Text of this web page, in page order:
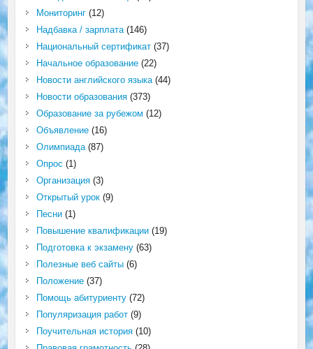
Мониторинг(12)
Надбавка / зарплата(146)
Национальный сертификат(37)
Начальное образование(22)
Новости английского языка(44)
Новости образования(373)
Образование за рубежом (12)
Объявление(16)
Олимпиада(87)
Опрос (1)
Организация(3)
Открытый урок(9)
Песни(1)
Повышение квалификации(19)
Подготовка к экзамену(63)
Полезные веб сайты(6)
Положение(37)
Помощь абитуриенту(72)
Популяризация работ(9)
Поучительная история(10)